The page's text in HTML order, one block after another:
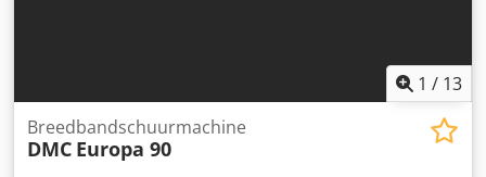
1 / 13
Breedbandschuurmachine
DMC Europa 90